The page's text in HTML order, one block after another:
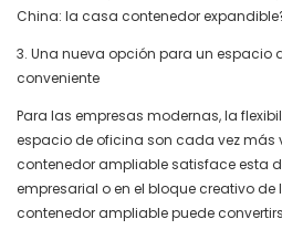
3. Una nueva opción para un espacio
conveniente
Para las empresas modernas, la
espacio de oficina son cada vez más
contenedor ampliable satisface esta
empresarial o en el bloque creativo
contenedor ampliable puede